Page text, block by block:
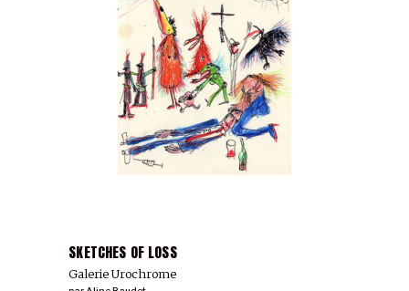
SKETCHES OF LOSS
Galerie Urochrome